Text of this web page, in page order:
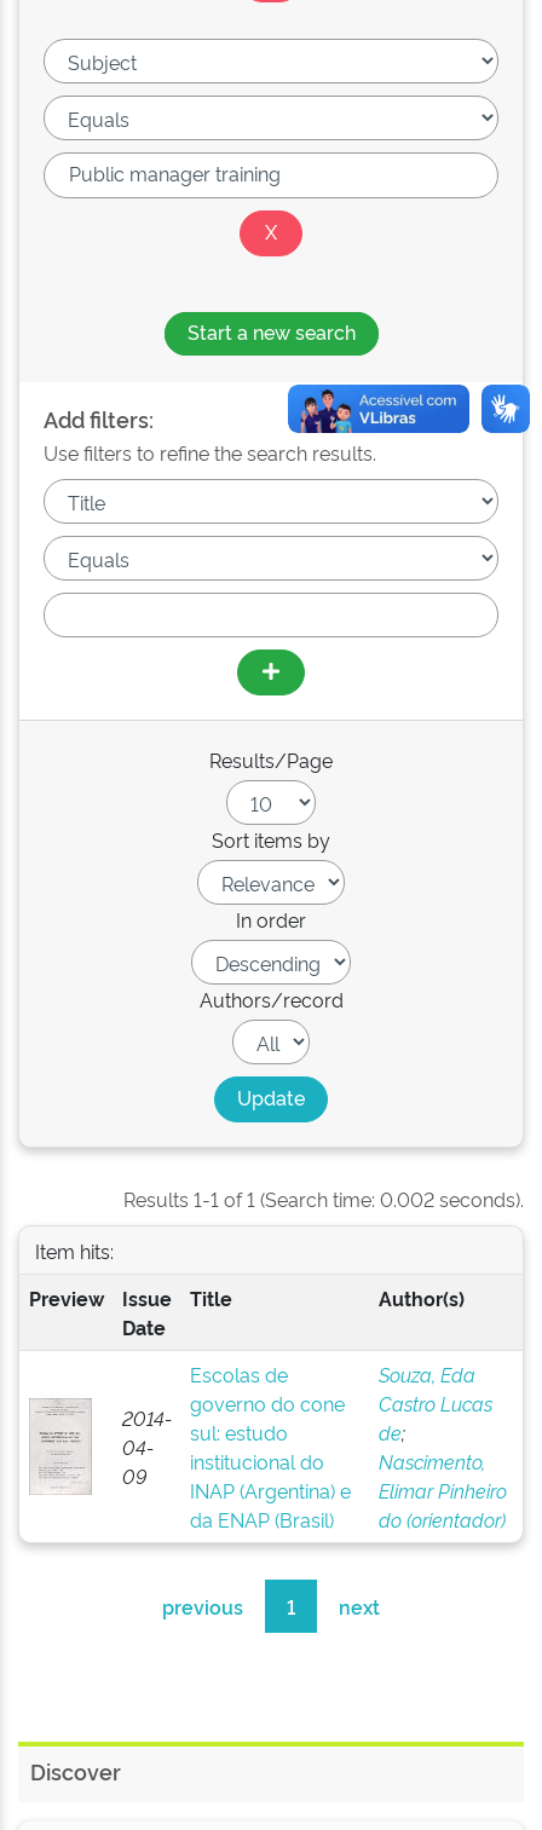
Start a new search
Add filters:
Use filters to refine the search results.
Results/Page
Sort items by
In order
Authors/record
Results 1-1 of 1 (Search time: 0.002 seconds).
Item hits:
Preview
Issue
Date
Title Author(s)
2014-
04-
09
Escolas de
governo do cone
sul: estudo
institucional do
INAP (Argentina) e
da ENAP (Brasil)
Souza, Eda
Castro Lucas
de;
Nascimento,
Elimar Pinheiro
do (orientador)
previous 1 next
Discover